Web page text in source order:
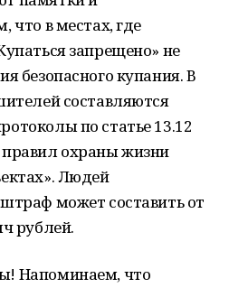
что в местах, где
запрещено» не
безопасного купания. В
составляются
по статье 13.12
охраны жизни
Людей
может составить от
рублей.
Напоминаем, что